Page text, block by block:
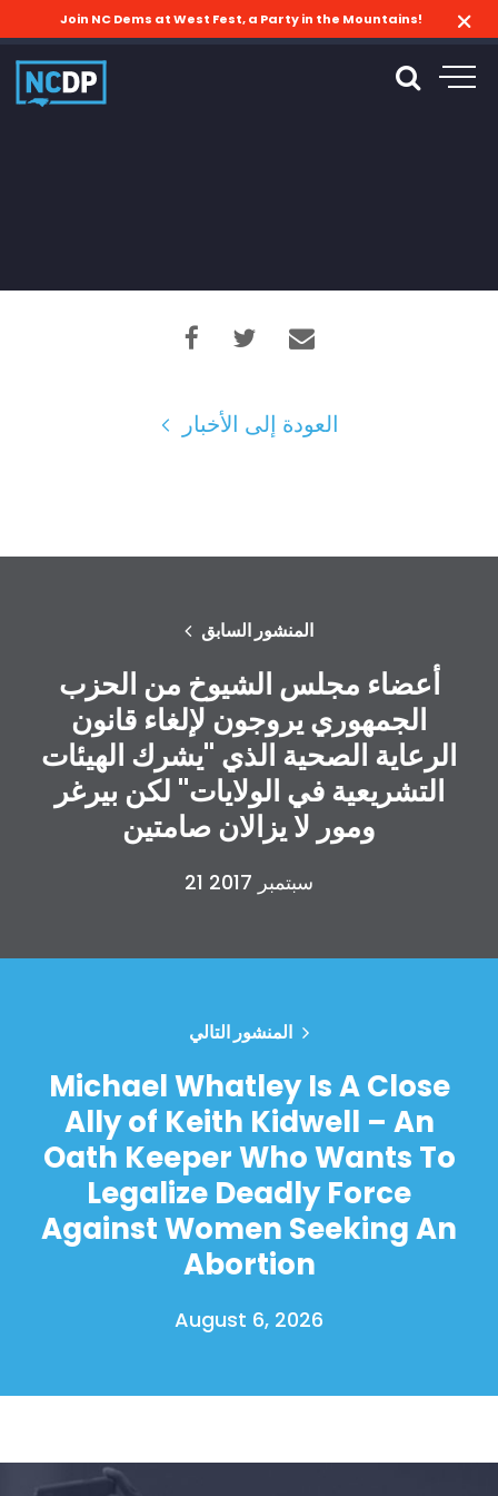
Shop
Join NC Dems at West Fest, a Party in the Mountains!
العودة إلى الأخبار
المنشور السابق
أعضاء مجلس الشيوخ من الحزب
الجمهوري يروجون لإلغاء قانون
الرعاية الصحية الذي "يشرك الهيئات
التشريعية في الولايات" لكن بيرغر
ومور لا يزالان صامتين
21 سبتمبر 2017
المنشور التالي
Michael Whatley Is A Close
Ally of Keith Kidwell – An
Oath Keeper Who Wants To
Legalize Deadly Force
Against Women Seeking An
Abortion
August 6, 2026